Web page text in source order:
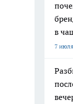
в
7 июля